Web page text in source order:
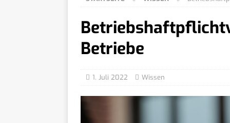
[ 5. August 2026 ] Männer
[ 4. August 2026 ] Locken
[ 30. Juli 2026 ] Bartarten: 26
[ 29. Juli 2026 ]
Betriebe
1. Juli 2022 Wissen